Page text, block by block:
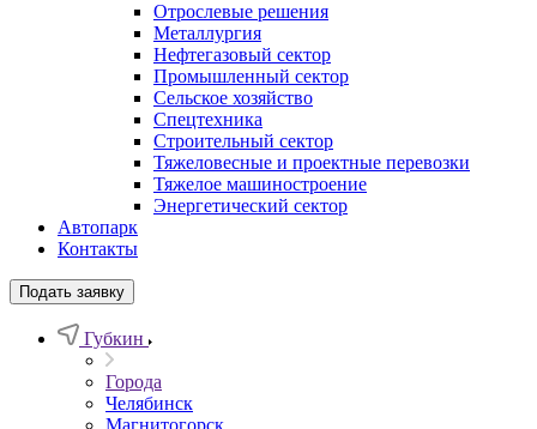
Отрослевые решения
Металлургия
Нефтегазовый сектор
Промышленный сектор
Сельское хозяйство
Спецтехника
Строительный сектор
Тяжеловесные и проектные перевозки
Тяжелое машиностроение
Энергетический сектор
Автопарк
Контакты
Подать заявку
Губкин
Города
Челябинск
Магнитогорск